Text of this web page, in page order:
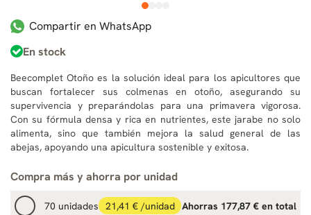
1
Compartir en WhatsApp
En stock
Compra más y ahorra por unidad
70 unidades 21,41 € /unidad Ahorras 177,87 € en total
Beecomplet Otoño es la solución ideal para los apicultores que
buscan fortalecer sus colmenas en otoño, asegurando su
supervivencia y preparándolas para una primavera vigorosa.
Con su fórmula densa y rica en nutrientes, este jarabe no solo
alimenta, sino que también mejora la salud general de las
abejas, apoyando una apicultura sostenible y exitosa.